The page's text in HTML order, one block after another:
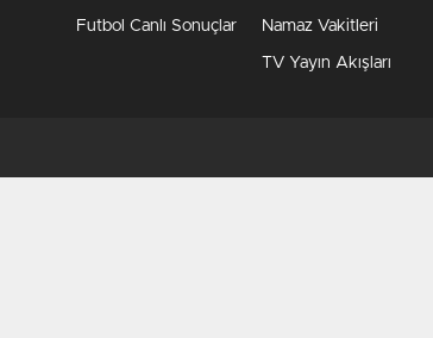
Futbol Canlı Sonuçlar Namaz Vakitleri
TV Yayın Akışları